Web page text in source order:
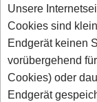
Unsere
Cookies sind
Endgerät keinen
vorübergehend
Cookies) oder
Endgerät